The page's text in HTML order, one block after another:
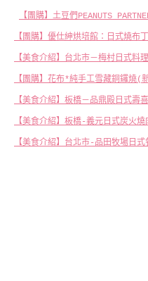
【團購】土豆們PEANUTS
【團購】優仕紳烘培館：日式燒布
【美食介紹】台北市－梅村日式料
【團購】花布*純手工雪藏銅鑼燒(
【美食介紹】板橋－品鼎殿日式壽
【美食介紹】板橋-義元日式炭火燒
【美食介紹】台北市-品田牧場日式